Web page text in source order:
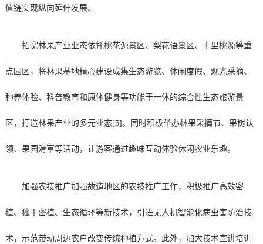
值链实现纵向延伸发展。
拓宽林果产业业态依托桃花源景区、梨花语景区、十里桃源等重
点园区，将林果基地精心建设成集生态游览、休闲度假、观光采摘、
种养体验、科普教育和康体健身等功能于一体的综合性生态旅游景
区，打造林果产业的多元业态[5]。同时积极举办林果采摘节、果树认
领、果园滑草等活动，让游客通过趣味互动体验休闲农业乐趣。
加强农技推广加强故道地区的农技推广工作，积极推广高效密
植、独干密植、生态循环等新技术，引进无人机智能化病虫害防治技
术，示范带动周边农户改变传统种植方式。此外，加大技术宣讲培训